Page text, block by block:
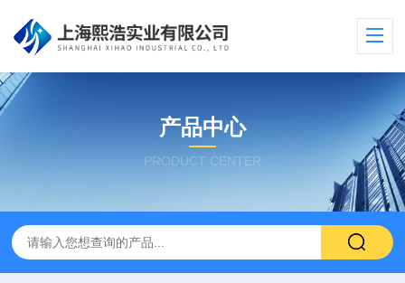
产品中心
PRODUCT CENTER